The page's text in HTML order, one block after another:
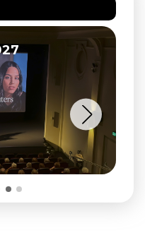
DE HIPPIES
ZJEF